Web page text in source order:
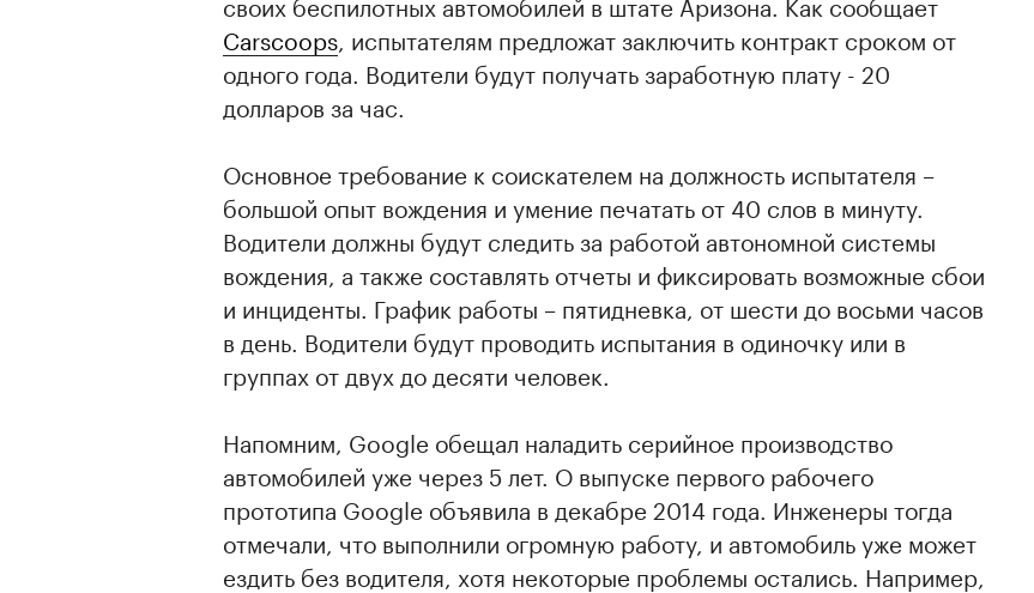
Carscoops, испытателям предложат заключить контракт сроком от
одного года. Водители будут получать заработную плату - 20
долларов за час.
Основное требование к соискателем на должность испытателя –
большой опыт вождения и умение печатать от 40 слов в минуту.
Водители должны будут следить за работой автономной системы
вождения, а также составлять отчеты и фиксировать возможные сбои
и инциденты. График работы – пятидневка, от шести до восьми часов
в день. Водители будут проводить испытания в одиночку или в
группах от двух до десяти человек.
Напомним, Google обещал наладить серийное производство
автомобилей уже через 5 лет. О выпуске первого рабочего
прототипа Google объявила в декабре 2014 года. Инженеры тогда
отмечали, что выполнили огромную работу, и автомобиль уже может
ездить без водителя, хотя некоторые проблемы остались. Например,